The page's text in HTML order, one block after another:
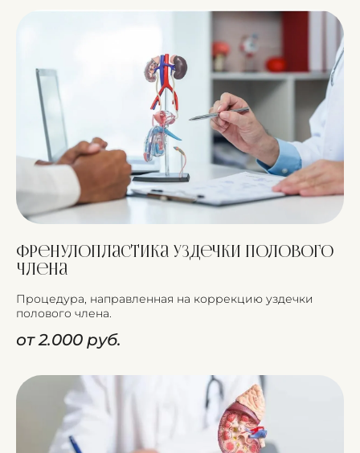
Френулопластика уздечки полового
члена
Процедура, направленная на коррекцию уздечки
полового члена.
от 2.000 руб.